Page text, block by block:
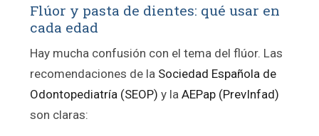
Flúor y pasta de dientes: qué usar en
cada edad
Hay mucha confusión con el tema del flúor. Las
recomendaciones de la Sociedad Española de
Odontopediatría (SEOP) y la AEPap (PrevInfad)
son claras: